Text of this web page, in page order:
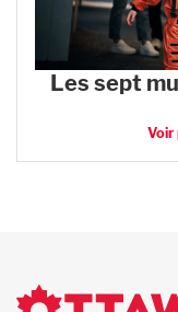
Les sept
Voir